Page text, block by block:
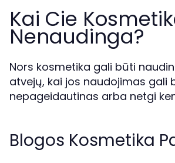
Kai Cie
Nenaudinga?
Nors kosmetika gali būti
atvejų, kai jos naudojimas gali
nepageidautinas arba netgi
Blogos Kosmetika